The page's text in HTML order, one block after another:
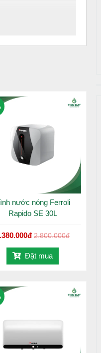
nước nóng Ferroli
Rapido SE 30L
2.800.000đ
Đặt mua